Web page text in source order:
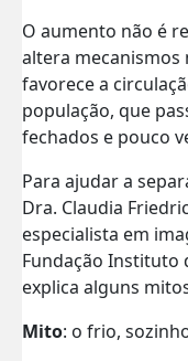
O aumento não é
altera mecanismos
favorece a
população, que
fechados e pouco
Para ajudar a
Dra. Claudia
especialista em
Fundação Instituto
explica alguns
Mito: o frio,